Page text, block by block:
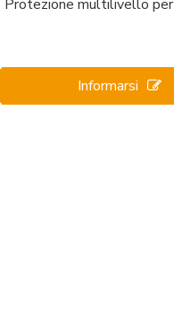
Protezione multilivello
Informarsi